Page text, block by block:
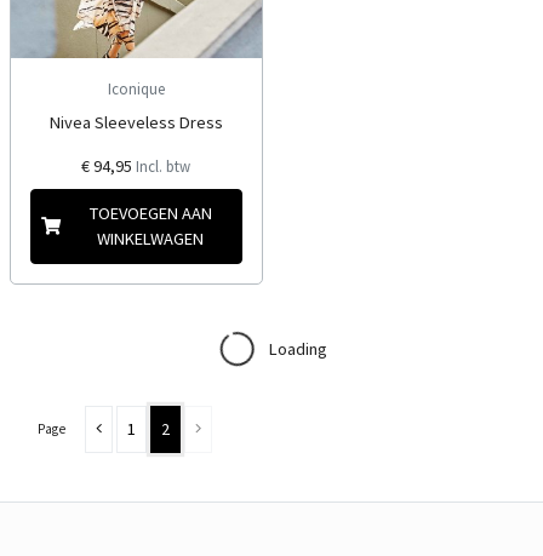
Iconique
Nivea Sleeveless Dress
€ 94,95 Incl. btw
TOEVOEGEN AAN
WINKELWAGEN
Loading
Page 1 2